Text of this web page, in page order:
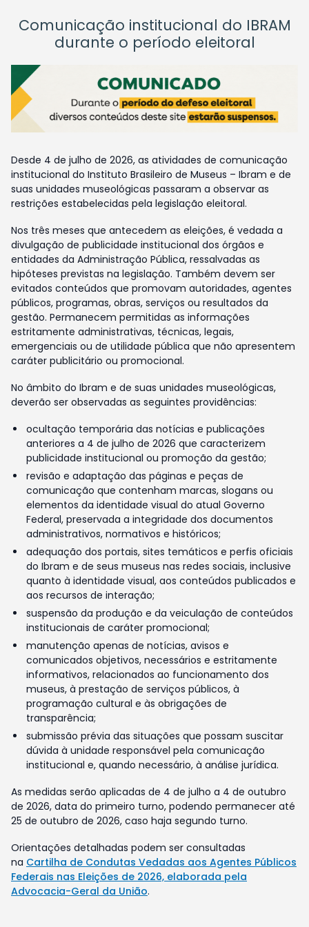
Comunicação institucional do IBRAM
durante o período eleitoral
Desde 4 de julho de 2026, as atividades de comunicação
institucional do Instituto Brasileiro de Museus – Ibram e de
suas unidades museológicas passaram a observar as
restrições estabelecidas pela legislação eleitoral.
Nos três meses que antecedem as eleições, é vedada a
divulgação de publicidade institucional dos órgãos e
entidades da Administração Pública, ressalvadas as
hipóteses previstas na legislação. Também devem ser
evitados conteúdos que promovam autoridades, agentes
públicos, programas, obras, serviços ou resultados da
gestão. Permanecem permitidas as informações
estritamente administrativas, técnicas, legais,
emergenciais ou de utilidade pública que não apresentem
caráter publicitário ou promocional.
No âmbito do Ibram e de suas unidades museológicas,
deverão ser observadas as seguintes providências:
ocultação temporária das notícias e publicações
anteriores a 4 de julho de 2026 que caracterizem
publicidade institucional ou promoção da gestão;
revisão e adaptação das páginas e peças de
comunicação que contenham marcas, slogans ou
elementos da identidade visual do atual Governo
Federal, preservada a integridade dos documentos
administrativos, normativos e históricos;
adequação dos portais, sites temáticos e perfis oficiais
do Ibram e de seus museus nas redes sociais, inclusive
quanto à identidade visual, aos conteúdos publicados e
aos recursos de interação;
suspensão da produção e da veiculação de conteúdos
institucionais de caráter promocional;
manutenção apenas de notícias, avisos e
comunicados objetivos, necessários e estritamente
informativos, relacionados ao funcionamento dos
museus, à prestação de serviços públicos, à
programação cultural e às obrigações de
transparência;
submissão prévia das situações que possam suscitar
dúvida à unidade responsável pela comunicação
institucional e, quando necessário, à análise jurídica.
As medidas serão aplicadas de 4 de julho a 4 de outubro
de 2026, data do primeiro turno, podendo permanecer até
25 de outubro de 2026, caso haja segundo turno.
Orientações detalhadas podem ser consultadas
na Cartilha de Condutas Vedadas aos Agentes Públicos
Federais nas Eleições de 2026, elaborada pela
Advocacia-Geral da União.